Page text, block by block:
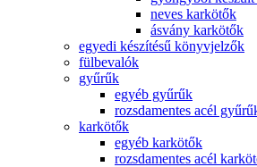
neves karkötők
ásvány karkötők
egyedi készítésű könyvjelzők
fülbevalók
gyűrűk
egyéb gyűrűk
rozsdamentes acél
karkötők
egyéb karkötők
rozsdamentes acél